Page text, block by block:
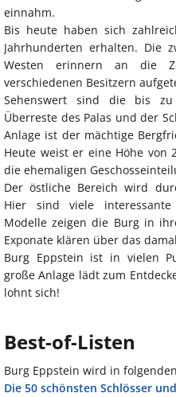
einnahm.
Bis heute haben sich
Jahrhunderten erhalten. Die
Westen erinnern an die
verschiedenen Besitzern
Sehenswert sind die bis
Überreste des Palas und der
Anlage ist der mächtige
Heute weist er eine Höhe von
die ehemaligen
Der östliche Bereich wird
Hier sind viele interessante
Modelle zeigen die Burg in
Exponate klären über das
Burg Eppstein ist in vielen
große Anlage lädt zum
lohnt sich!
Best-of-Listen
Burg Eppstein wird in
Die 50 schönsten Schlösser